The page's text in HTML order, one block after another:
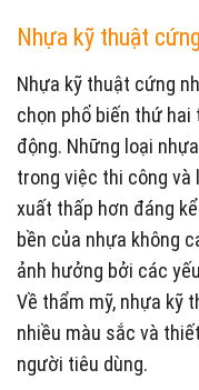
Nhựa kỹ thuật
Nhựa kỹ thuật cứng
chọn phổ biến thứ
động. Những loại
trong việc thi công và
xuất thấp hơn đáng
bền của nhựa không
ảnh hưởng bởi các
Về thẩm mỹ, nhựa kỹ
nhiều màu sắc và
người tiêu dùng.